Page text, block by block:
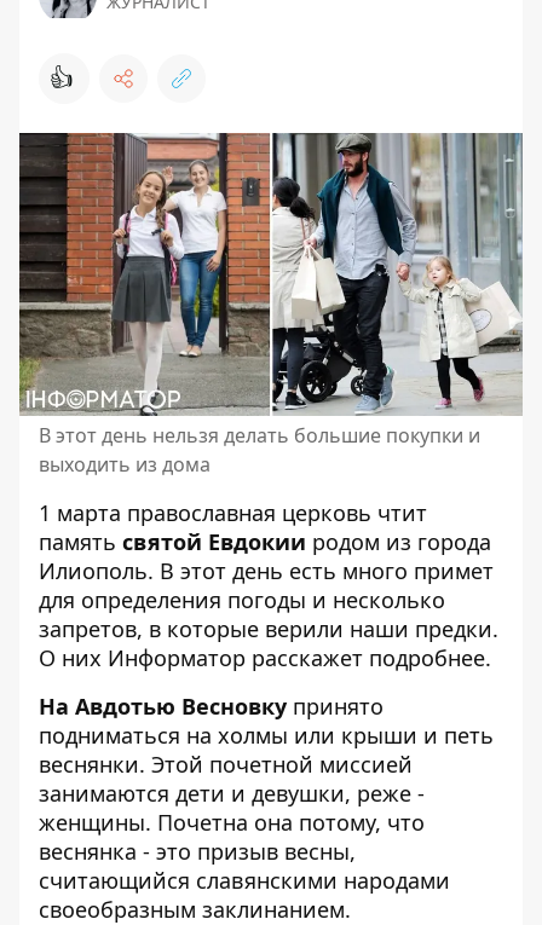
👍
В этот день нельзя делать большие покупки и
выходить из дома
1 марта православная церковь чтит
память святой Евдокии родом из города
Илиополь. В этот день есть много примет
для определения погоды и несколько
запретов, в которые верили наши предки.
О них Информатор расскажет подробнее.
На Авдотью Весновку принято
подниматься на холмы или крыши и петь
веснянки. Этой почетной миссией
занимаются дети и девушки, реже -
женщины. Почетна она потому, что
веснянка - это призыв весны,
считающийся славянскими народами
своеобразным заклинанием.